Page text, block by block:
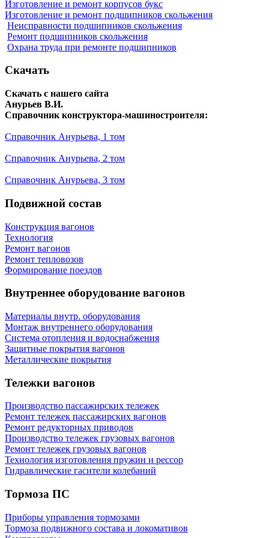
Изготовление и ремонт корпусов букс
Изготовление и ремонт подшипников скольжения
Неисправности подшипников скольжения
Ремонт подшипников скольжения
Охрана труда при ремонте подшипников
Скачать
Скачать с нашего сайта
Анурьев В.И.
Справочник конструктора-машиностроителя:
Справочник Анурьева, 1 том
Справочник Анурьева, 2 том
Справочник Анурьева, 3 том
Подвижной состав
Конструкция вагонов
Технология
Ремонт вагонов
Ремонт тепловозов
Формирование поездов
Внутреннее оборудование вагонов
Материалы внутр. оборудования
Монтаж внутреннего оборудования
Cистема отопления и водоснабжения
Защитные покрытия вагонов
Металлические покрытия
Тележки вагонов
Производство пассажирских тележек
Ремонт тележек пассажирских вагонов
Ремонт редукторных приводов
Производство тележек грузовых вагонов
Ремонт тележек грузовых вагонов
Технология изготовления пружин и рессор
Гидравлические гасители колебаний
Тормоза ПС
Приборы управления тормозами
Тормоза подвижного состава и локомативов